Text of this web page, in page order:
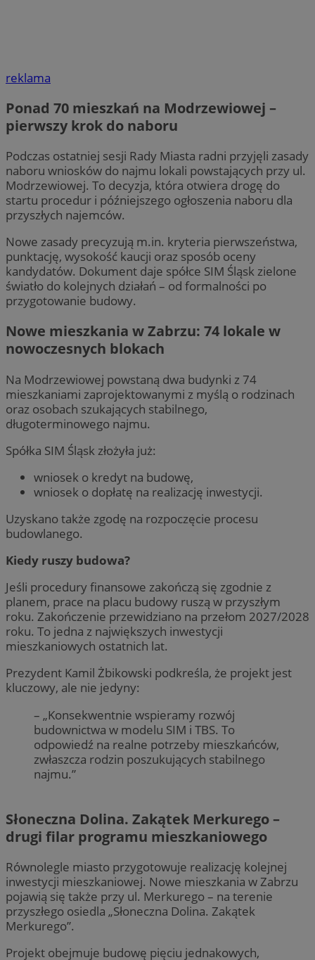
reklama
Ponad 70 mieszkań na Modrzewiowej –
pierwszy krok do naboru
Podczas ostatniej sesji Rady Miasta radni przyjęli zasady
naboru wniosków do najmu lokali powstających przy ul.
Modrzewiowej. To decyzja, która otwiera drogę do
startu procedur i późniejszego ogłoszenia naboru dla
przyszłych najemców.
Nowe zasady precyzują m.in. kryteria pierwszeństwa,
punktację, wysokość kaucji oraz sposób oceny
kandydatów. Dokument daje spółce SIM Śląsk zielone
światło do kolejnych działań – od formalności po
przygotowanie budowy.
Nowe mieszkania w Zabrzu: 74 lokale w
nowoczesnych blokach
Na Modrzewiowej powstaną dwa budynki z 74
mieszkaniami zaprojektowanymi z myślą o rodzinach
oraz osobach szukających stabilnego,
długoterminowego najmu.
Spółka SIM Śląsk złożyła już:
wniosek o kredyt na budowę,
wniosek o dopłatę na realizację inwestycji.
Uzyskano także zgodę na rozpoczęcie procesu
budowlanego.
Kiedy ruszy budowa?
Jeśli procedury finansowe zakończą się zgodnie z
planem, prace na placu budowy ruszą w przyszłym
roku. Zakończenie przewidziano na przełom 2027/2028
roku. To jedna z największych inwestycji
mieszkaniowych ostatnich lat.
Prezydent Kamil Żbikowski podkreśla, że projekt jest
kluczowy, ale nie jedyny:
– „Konsekwentnie wspieramy rozwój
budownictwa w modelu SIM i TBS. To
odpowiedź na realne potrzeby mieszkańców,
zwłaszcza rodzin poszukujących stabilnego
najmu.”
Słoneczna Dolina. Zakątek Merkurego –
drugi filar programu mieszkaniowego
Równolegle miasto przygotowuje realizację kolejnej
inwestycji mieszkaniowej. Nowe mieszkania w Zabrzu
pojawią się także przy ul. Merkurego – na terenie
przyszłego osiedla „Słoneczna Dolina. Zakątek
Merkurego”.
Projekt obejmuje budowę pięciu jednakowych,